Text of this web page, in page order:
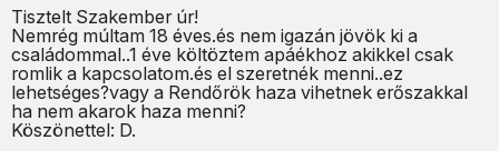
Tisztelt Szakember úr!
Nemrég múltam 18 éves.és nem igazán jövök ki a
családommal..1 éve költöztem apáékhoz akikkel csak
romlik a kapcsolatom.és el szeretnék menni..ez
lehetséges?vagy a Rendőrök haza vihetnek erőszakkal
ha nem akarok haza menni?
Köszönettel: D.